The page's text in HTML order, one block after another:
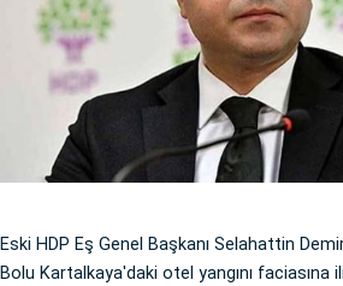
Eski HDP Eş Genel Başkanı Selahattin
Bolu Kartalkaya'daki otel yangını faciasına